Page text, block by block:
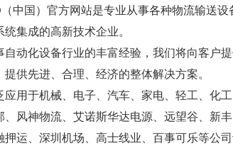
（中国）官方网站是专业从事各种物流输送
集成的高新技术企业。
自动化设备行业的丰富经验，我们将向客户
提供先进、合理、经济的整体解决方案。
应用于机械、电子、汽车、家电、轻工、化
、风神物流、艾诺斯华达电源、远望谷、新
押运、深圳机场、高士线业、百事可乐等公